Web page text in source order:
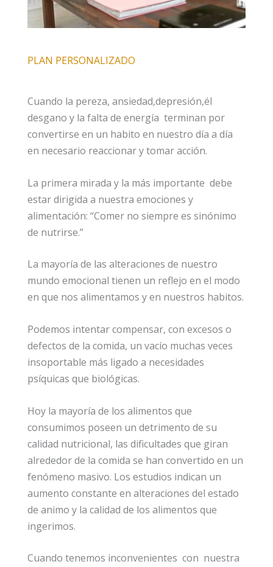
PLAN PERSONALIZADO
Cuando la pereza, ansiedad,depresión,él
desgano y la falta de energía terminan por
convertirse en un habito en nuestro día a día
en necesario reaccionar y tomar acción.
La primera mirada y la más importante debe
estar dirigida a nuestra emociones y
alimentación: “Comer no siempre es sinónimo
de nutrirse.”
La mayoría de las alteraciones de nuestro
mundo emocional tienen un reflejo en el modo
en que nos alimentamos y en nuestros habitos.
Podemos intentar compensar, con excesos o
defectos de la comida, un vacío muchas veces
insoportable más ligado a necesidades
psíquicas que biológicas.
Hoy la mayoría de los alimentos que
consumimos poseen un detrimento de su
calidad nutricional, las dificultades que giran
alrededor de la comida se han convertido en un
fenómeno masivo. Los estudios indican un
aumento constante en alteraciones del estado
de animo y la calidad de los alimentos que
ingerimos.
Cuando tenemos inconvenientes con nuestra